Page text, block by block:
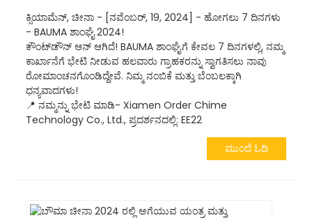
ಕ್ಸಿಯಾಮೆನ್, ಚೀನಾ - [ನವೆಂಬರ್, 19, 2024] - ಹೋಗಲು 7 ದಿನಗಳು
- BAUMA ಶಾಂಘೈ 2024!
ಕೌಂಟ್‌ಡೌನ್ ಆನ್ ಆಗಿದೆ! BAUMA ಶಾಂಘೈಗೆ ಕೇವಲ 7 ದಿನಗಳಲ್ಲಿ, ನಮ್ಮ
ಕಾರ್ಖಾನೆಗೆ ಭೇಟಿ ನೀಡುವ ಹಲವಾರು ಗ್ರಾಹಕರನ್ನು ಸ್ವಾಗತಿಸಲು ನಾವು
ರೋಮಾಂಚನಗೊಂಡಿದ್ದೇವೆ. ನಿಮ್ಮ ನಂಬಿಕೆ ಮತ್ತು ಬೆಂಬಲಕ್ಕಾಗಿ
ಧನ್ಯವಾದಗಳು!
📍 ನಮ್ಮನ್ನು ಭೇಟಿ ಮಾಡಿ- Xiamen Order Chime
Technology Co., Ltd., ಪ್ರದರ್ಶನದಲ್ಲಿ: EE22
ಮುಂದೆ ಓದಿ